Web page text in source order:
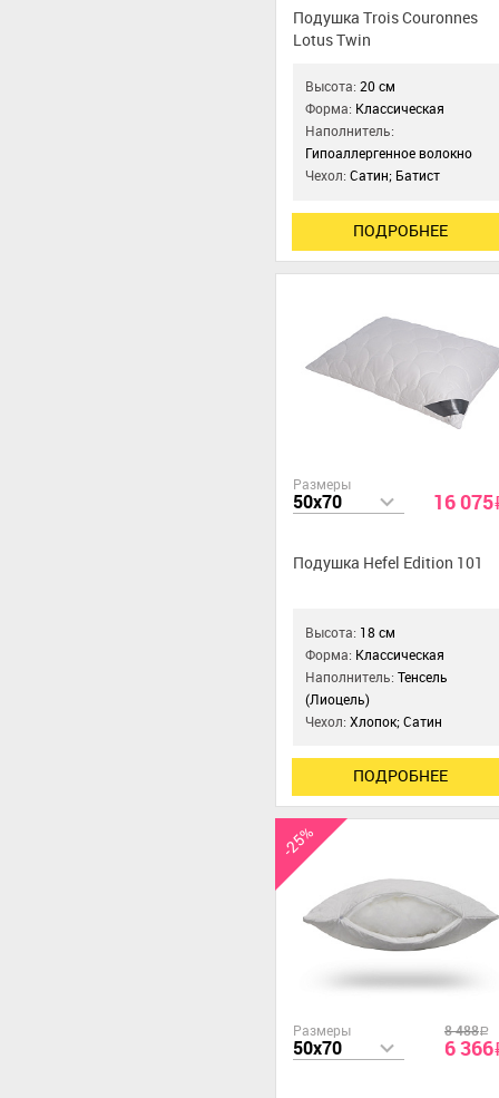
Подушка Trois Couronnes
Lotus Twin
Высота:20 см
Форма: Классическая
Наполнитель:
Гипоаллергенное волокно
Чехол:Сатин; Батист
ПОДРОБНЕЕ
Размеры
50x70 16 075
Подушка Hefel Edition 101
Высота: 18 см
Форма: Классическая
Наполнитель:Тенсель
(Лиоцель)
Чехол:Хлопок; Сатин
ПОДРОБНЕЕ
-25%
Размеры
50x70
8 488a
6 366